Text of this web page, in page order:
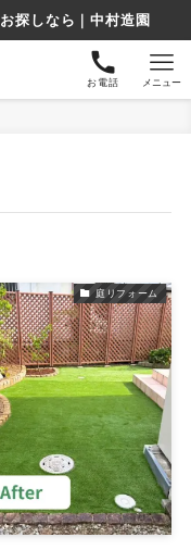
探しなら｜中村造園
お電話 メニュー
庭リフォーム